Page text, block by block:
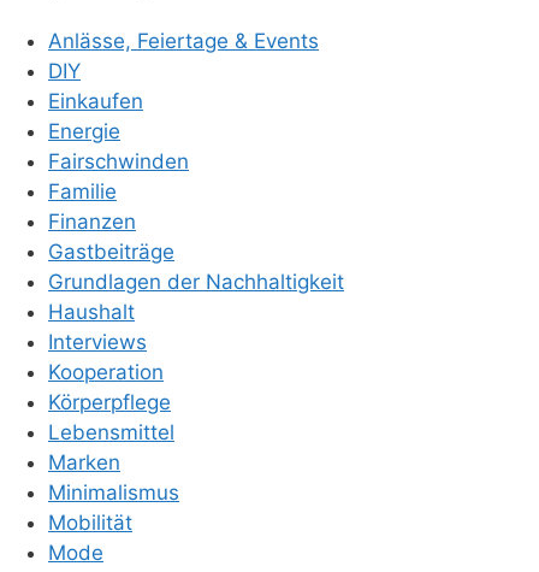
Anlässe, Feiertage & Events
DIY
Einkaufen
Energie
Fairschwinden
Familie
Finanzen
Gastbeiträge
Grundlagen der Nachhaltigkeit
Haushalt
Interviews
Kooperation
Körperpflege
Lebensmittel
Marken
Minimalismus
Mobilität
Mode